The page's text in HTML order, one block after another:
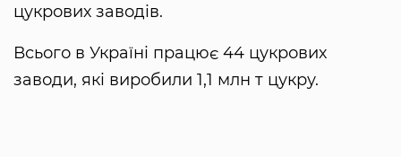
цукрових заводів.
Всього в Україні працює 44 цукрових
заводи, які виробили 1,1 млн т цукру.